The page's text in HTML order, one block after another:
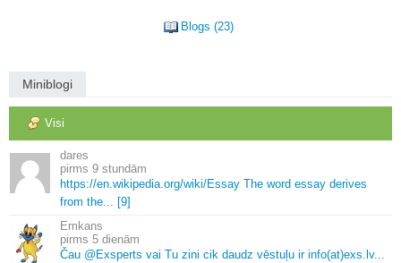
Blogs (23)
Miniblogi
Visi
dares
9 stundām
https://en.wikipedia.org/wiki/Essay The word essay derives
from the... [9]
Emkans
5 dienām
Čau @Exsperts vai Tu zini cik daudz vēstuļu ir info(at)exs. lv...